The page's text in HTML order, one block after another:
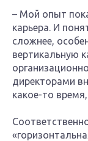
– Мой опыт
карьера. И
сложнее,
вертикальную
директорами
какое-то